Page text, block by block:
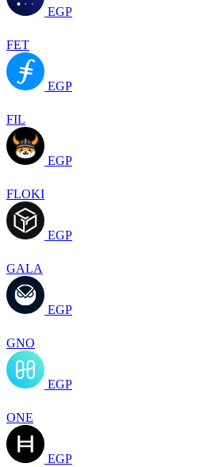
EGP
FET
EGP
FIL
EGP
FLOKI
EGP
GALA
EGP
GNO
EGP
ONE
EGP